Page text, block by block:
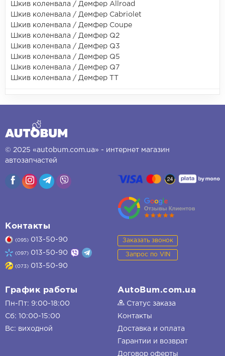
Шкив коленвала / Демфер Allroad
Шкив коленвала / Демфер Cabriolet
Шкив коленвала / Демфер Coupe
Шкив коленвала / Демфер Q2
Шкив коленвала / Демфер Q3
Шкив коленвала / Демфер Q5
Шкив коленвала / Демфер Q7
Шкив коленвала / Демфер TT
© 2025 «autobum.com.ua» - интернет магазин
автозапчастей
Контакты
(095) 013-50-90
(097) 013-50-90
(073) 013-50-90
Заказать звонок
Запрос по VIN
График работы
Пн-Пт: 9:00-18:00
Сб: 10:00-15:00
Вс: виходной
AutoBum.com.ua
Статус заказа
Контакты
Доставка и оплата
Гарантии и возврат
Договор оферты